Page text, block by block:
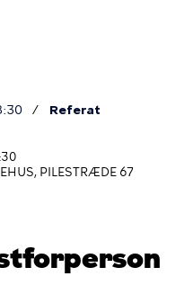
Referat
PILESTRÆDE 67